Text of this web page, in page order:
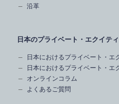
沿革
日本のプライベート・エクイティ
日本におけるプライベート・エ
日本におけるプライベート・エ
オンラインコラム
よくあるご質問